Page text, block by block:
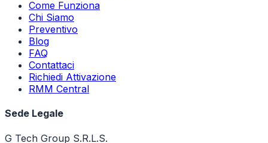
Come Funziona
Chi Siamo
Preventivo
Blog
FAQ
Contattaci
Richiedi Attivazione
RMM Central
Sede Legale
G Tech Group S.R.L.S.